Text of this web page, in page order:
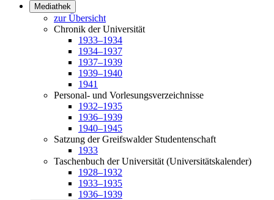
Mediathek
zur Übersicht
Chronik der Universität
1933–1934
1934–1937
1937–1939
1939–1940
1941
Personal- und Vorlesungsverzeichnisse
1932–1935
1936–1939
1940–1945
Satzung der Greifswalder Studentenschaft
1933
Taschenbuch der Universität (Universitätskalender)
1928–1932
1933–1935
1936–1939